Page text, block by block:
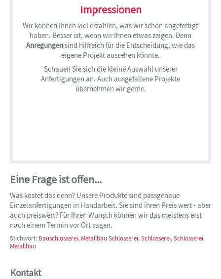
Impressionen
Wir können Ihnen viel erzählen, was wir schon angefertigt
haben. Besser ist, wenn wir Ihnen etwas zeigen. Denn
Anregungensind hilfreich für die Entscheidung, wie das
eigene Projekt aussehen könnte.
Schauen Sie sich die kleine Auswahl unserer
Anfertigungen an. Auch ausgefallene Projekte
übernehmen wir gerne.
Eine Frage ist offen...
Was kostet das denn? Unsere Produkte sind passgenaue
Einzelanfertigungen in Handarbeit. Sie sind ihren Preis wert - aber
auch preiswert? Für Ihren Wunsch können wir das meistens erst
nach einem Termin vor Ort sagen.
Stichwort: Bauschlosserei, Metallbau Schlosserei,Schlosserei,Schlosserei
Metallbau
Kontakt